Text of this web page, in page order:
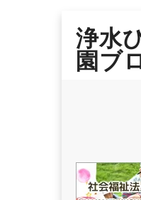
content
浄水
園ブ